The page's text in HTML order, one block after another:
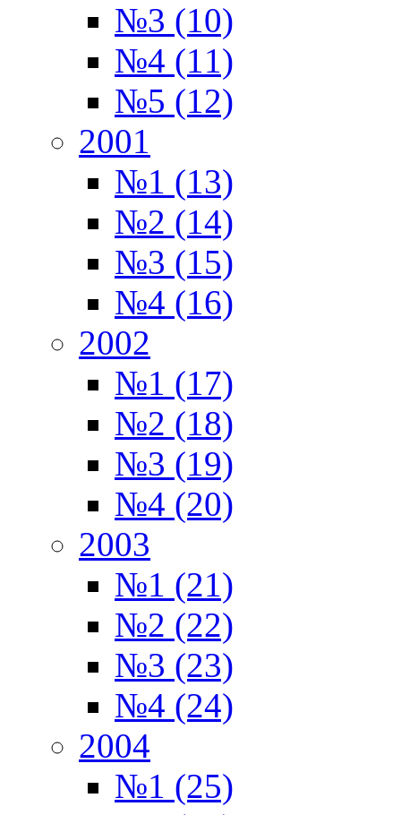
№3 (10)
№4 (11)
№5 (12)
2001
№1 (13)
№2 (14)
№3 (15)
№4 (16)
2002
№1 (17)
№2 (18)
№3 (19)
№4 (20)
2003
№1 (21)
№2 (22)
№3 (23)
№4 (24)
2004
№1 (25)